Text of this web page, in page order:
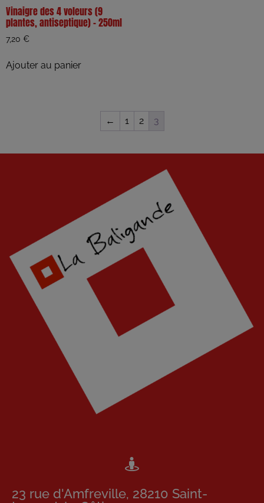
Vinaigre des 4 voleurs (9
plantes, antiseptique) – 250ml
7,20 €
Ajouter au panier
← 1 2 3
23 rue d'Amfreville, 28210 Saint-